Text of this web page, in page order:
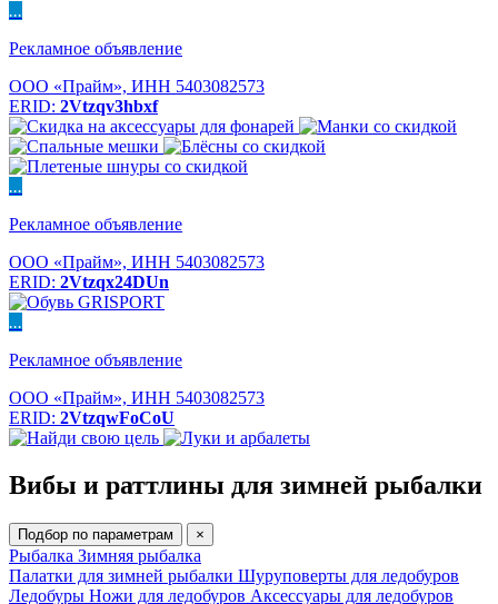
...
Рекламное объявление
ООО «Прайм», ИНН 5403082573
ERID: 2Vtzqv3hbxf
...
Рекламное объявление
ООО «Прайм», ИНН 5403082573
ERID: 2Vtzqx24DUn
...
Рекламное объявление
ООО «Прайм», ИНН 5403082573
ERID: 2VtzqwFoCoU
Вибы и раттлины для зимней рыбалки
Подбор по параметрам ×
Рыбалка Зимняя рыбалка
Палатки для зимней рыбалки Шуруповерты для ледобуров
Ледобуры Ножи для ледобуров Аксессуары для ледобуров